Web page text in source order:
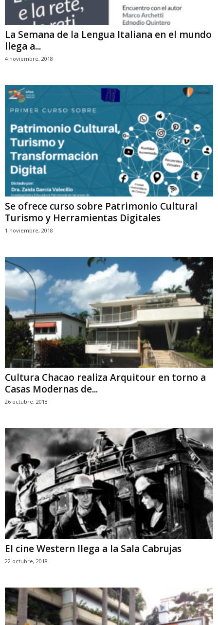
La Semana de la Lengua Italiana en el mundo
llega a...
4 noviembre, 2018
Se ofrece curso sobre Patrimonio Cultural
Turismo y Herramientas Digitales
1 noviembre, 2018
Cultura Chacao realiza Arquitour en torno a
Casas Modernas de...
26 octubre, 2018
El cine Western llega a la Sala Cabrujas
22 octubre, 2018